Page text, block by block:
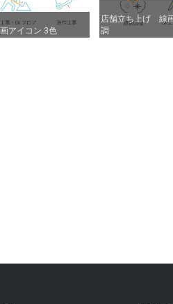
アイコン 3色
アイコン 3色
店舗立ち上げ 線
調
店舗立ち上げ 線
調